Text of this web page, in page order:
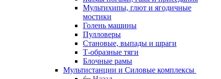
Мультихипы, глют и ягодичные
мостики
Голень машины
Пулловеры
Становые, выпады и шраги
Т-образные тяги
Блочные рамы
Мультистанции и Силовые комплексы